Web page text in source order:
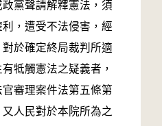
政黨聲請解釋憲法，須
，遭受不法侵害，經
於確定終局裁判所適
牴觸憲法之疑義者，
審理案件法第五條第
人民對於本院所為之